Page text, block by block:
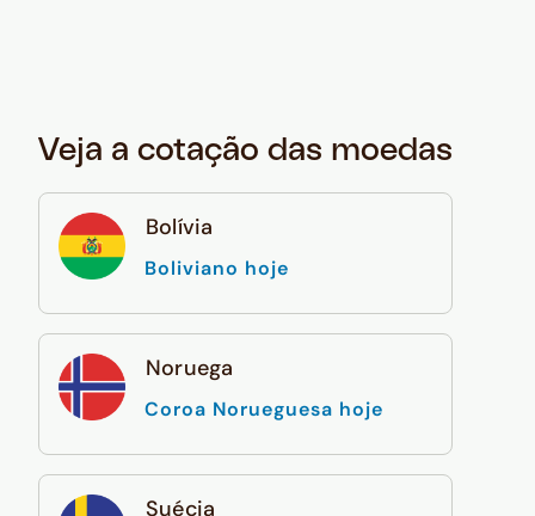
Veja a cotação das moedas
Bolívia
Boliviano hoje
Noruega
Coroa Norueguesa hoje
Suécia